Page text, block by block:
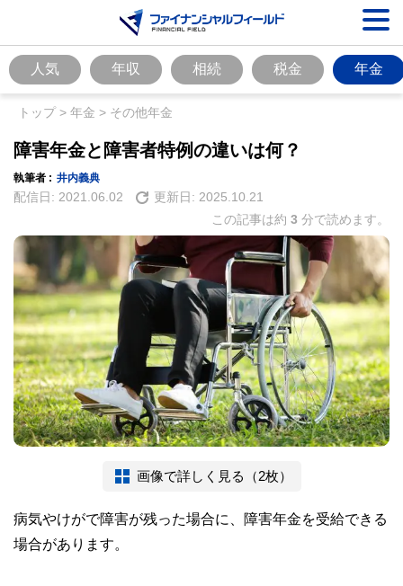
人気 年収 相続 税金 年金
トップ> 年金 > その他年金
障害年金と障害者特例の違いは何？
執筆者 : 井内義典
配信日: 2021.06.02 更新日: 2025.10.21
この記事は約 3 分で読めます。
画像で詳しく見る（2枚）
病気やけがで障害が残った場合に、障害年金を受給できる
場合があります。